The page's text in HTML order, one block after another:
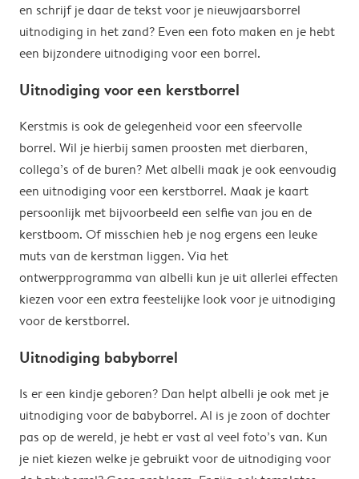
en schrijf je daar de tekst voor je nieuwjaarsborrel
uitnodiging in het zand? Even een foto maken en je hebt
een bijzondere uitnodiging voor een borrel.
Uitnodiging voor een kerstborrel
Kerstmis is ook de gelegenheid voor een sfeervolle
borrel. Wil je hierbij samen proosten met dierbaren,
collega’s of de buren? Met albelli maak je ook eenvoudig
een uitnodiging voor een kerstborrel. Maak je kaart
persoonlijk met bijvoorbeeld een selfie van jou en de
kerstboom. Of misschien heb je nog ergens een leuke
muts van de kerstman liggen. Via het
ontwerpprogramma van albelli kun je uit allerlei effecten
kiezen voor een extra feestelijke look voor je uitnodiging
voor de kerstborrel.
Uitnodiging babyborrel
Is er een kindje geboren? Dan helpt albelli je ook met je
uitnodiging voor de babyborrel. Al is je zoon of dochter
pas op de wereld, je hebt er vast al veel foto’s van. Kun
je niet kiezen welke je gebruikt voor de uitnodiging voor